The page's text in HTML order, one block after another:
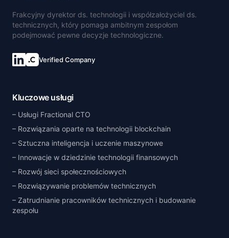
Frakcyjny dyrektor ds. technologii i współzałożyciel ds.
technicznych, który pomaga ambitnym zespołom
podejmować pewne decyzje technologiczne.
Verified Company
Kluczowe usługi
Usługi Fractional CTO
Rozwiązania oparte na technologii blockchain
Sztuczna inteligencja i uczenie maszynowe
Innowacje w dziedzinie technologii finansowych
Rozwój sieci społecznościowych
Rozwiązywanie problemów technicznych
Zatrudnianie pracowników technicznych i budowanie
zespołu